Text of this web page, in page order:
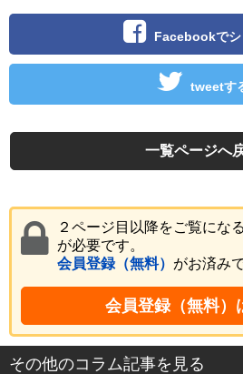
Facebookでシ
tweetす
一覧ページへ
２ページ目以降をご覧にな
が必要です。
会員登録（無料） がお済み
会員登録（無料）
その他のコラム記事を見る